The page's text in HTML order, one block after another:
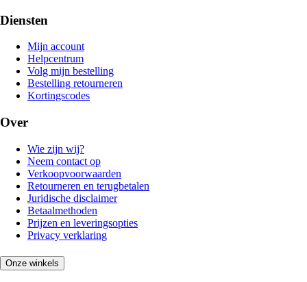
Diensten
Mijn account
Helpcentrum
Volg mijn bestelling
Bestelling retourneren
Kortingscodes
Over
Wie zijn wij?
Neem contact op
Verkoopvoorwaarden
Retourneren en terugbetalen
Juridische disclaimer
Betaalmethoden
Prijzen en leveringsopties
Privacy verklaring
Onze winkels